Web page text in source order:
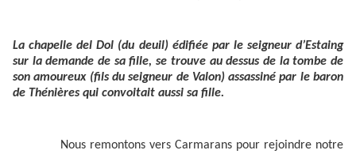
La chapelle del Dol (du deuil) édifiée par le seigneur d’Estaing
sur la demande de sa fille, se trouve au dessus de la tombe de
son amoureux (fils du seigneur de Valon) assassiné par le baron
de Thénières qui convoitait aussi sa fille.
Nous remontons vers Carmarans pour rejoindre notre